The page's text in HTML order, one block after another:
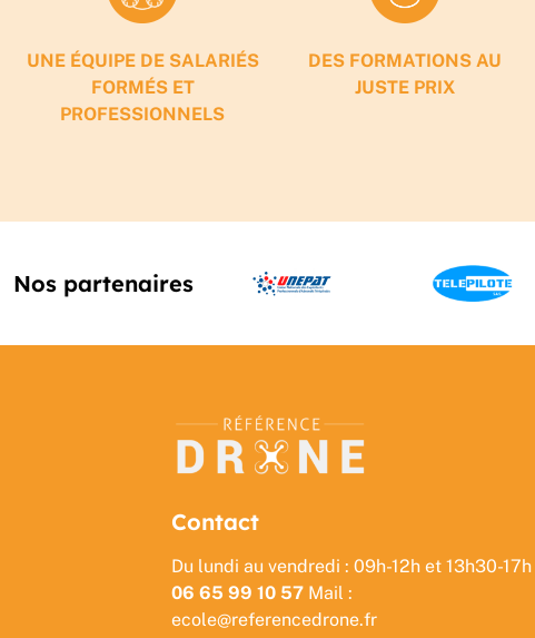
UNE ÉQUIPE DE SALARIÉS
FORMÉS ET
PROFESSIONNELS
DES FORMATIONS AU
JUSTE PRIX
Nos partenaires
Contact
Du lundi au vendredi : 09h-12h et 13h30-17h
06 65 99 10 57Mail :
ecole@referencedrone.fr